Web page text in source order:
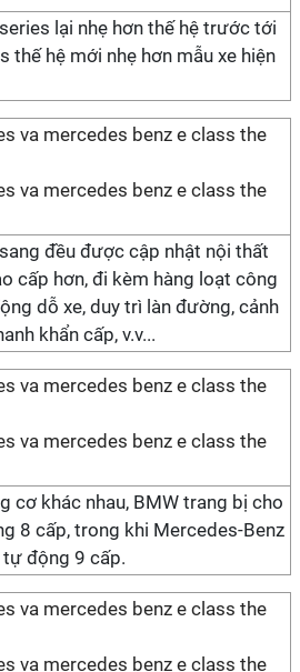
lại nhẹ hơn thế hệ trước tới
thế hệ mới nhẹ hơn mẫu xe hiện
đều được cập nhật nội thất
cấp hơn, đi kèm hàng loạt công
dỗ xe, duy trì làn đường, cảnh
khẩn cấp, v.v...
cơ khác nhau, BMW trang bị cho
8 cấp, trong khi Mercedes-Benz
động 9 cấp.